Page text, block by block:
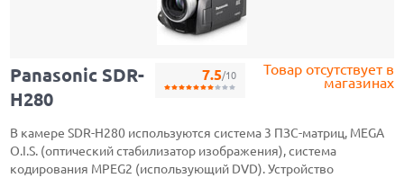
Товар отсутствует в
магазинах
7.5/10
Panasonic SDR-
H280
В камере SDR-H280 используются система 3 ПЗС-матриц, MEGA
O.I.S. (оптический стабилизатор изображения), система
кодирования MPEG2 (использующий DVD). Устройство